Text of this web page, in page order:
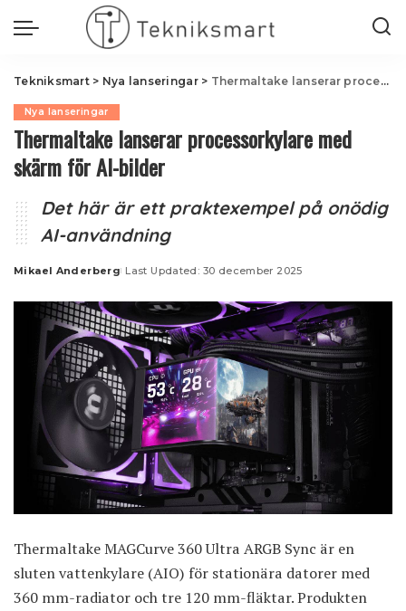
Tekniksmart> Nya lanseringar> Thermaltake lanserar processorkylare med skärm för AI-bilder
Nya lanseringar
Thermaltake lanserar processorkylare med
skärm för AI-bilder
Det här är ett praktexempel på onödig
AI-användning
Posted
Mikael Anderberg Last Updated: 30 december 2025
Thermaltake MAGCurve 360 Ultra ARGB Sync är en
sluten vattenkylare (AIO) för stationära datorer med
360 mm-radiator och tre 120 mm-fläktar. Produkten